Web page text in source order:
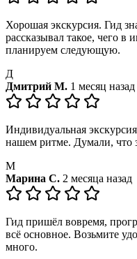
Хорошая экскурсия. Гид
рассказывал такое, чего в
планируем следующую.
Д
Дмитрий М. 1 месяц назад
Индивидуальная
нашем ритме. Думали, что
М
Марина С. 2 месяца назад
Гид пришёл вовремя,
всё основное. Возьмите
много.